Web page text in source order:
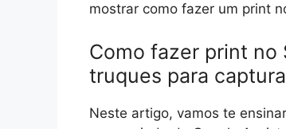
mostrar como fazer um print
Como fazer print no
truques para
Neste artigo, vamos te ensinar